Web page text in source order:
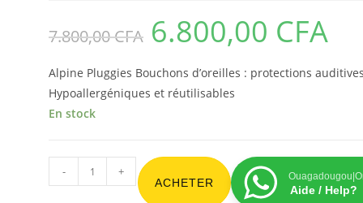
7.800,00CFA 6.800,00 CFA
Alpine Pluggies Bouchons d’oreilles : protections
Hypoallergéniques et réutilisables
En stock
- +
ACHETER
Aide / Help?